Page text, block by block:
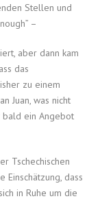
Stellen und
–
aber dann kam
das
zu einem
Juan, was nicht
bald ein Angebot
Tschechischen
Einschätzung, dass
in Ruhe um die